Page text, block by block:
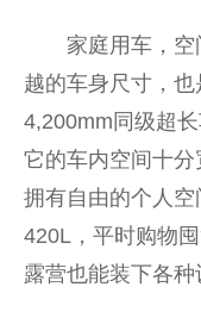
家庭用车，
越的车身尺寸，也
4,200mm同级超
它的车内空间十
拥有自由的个人
420L，平时购物
露营也能装下各种